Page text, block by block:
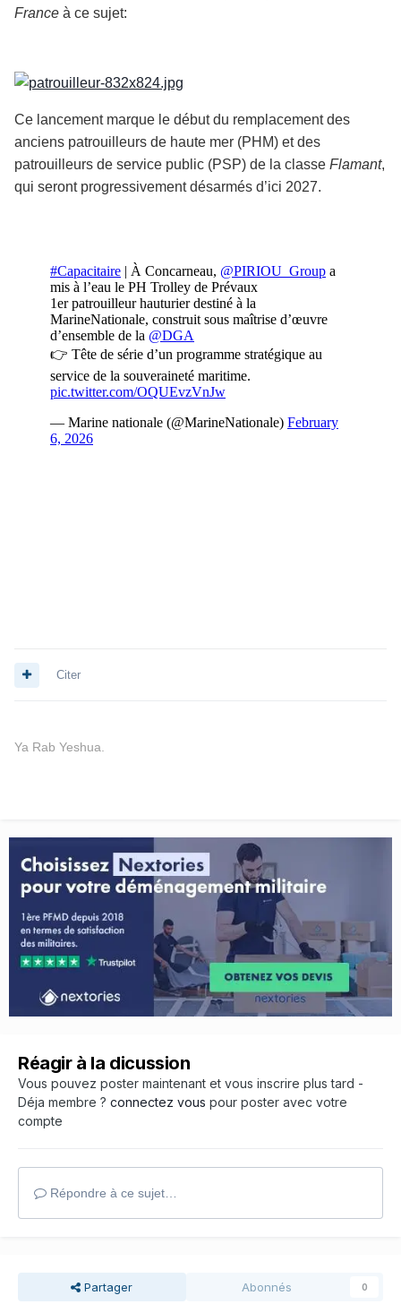
France à ce sujet:
Ce lancement marque le début du remplacement des
anciens patrouilleurs de haute mer (PHM) et des
patrouilleurs de service public (PSP) de la classe Flamant,
qui seront progressivement désarmés d’ici 2027.
Citer
Ya Rab Yeshua.
Réagir à la dicussion
Vous pouvez poster maintenant et vous inscrire plus tard -
Déja membre ? connectez vous pour poster avec votre
compte
Répondre à ce sujet…
Partager Abonnés 0